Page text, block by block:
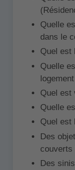
Quelle
dans le
Quel est
Quelle
Quel est
Quelle
Quel est
Des
couverts
Des